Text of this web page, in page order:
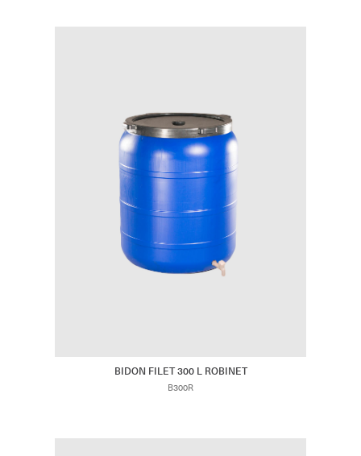
BIDON FILET 300 L ROBINET
B300R